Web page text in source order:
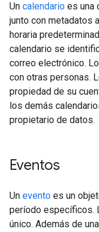
Un calendario es una
junto con metadatos
horaria
calendario se
correo electrónico.
con otras personas.
propiedad de su
los demás
propietario de datos.
Eventos
Un evento es un
período específicos.
único. Además de